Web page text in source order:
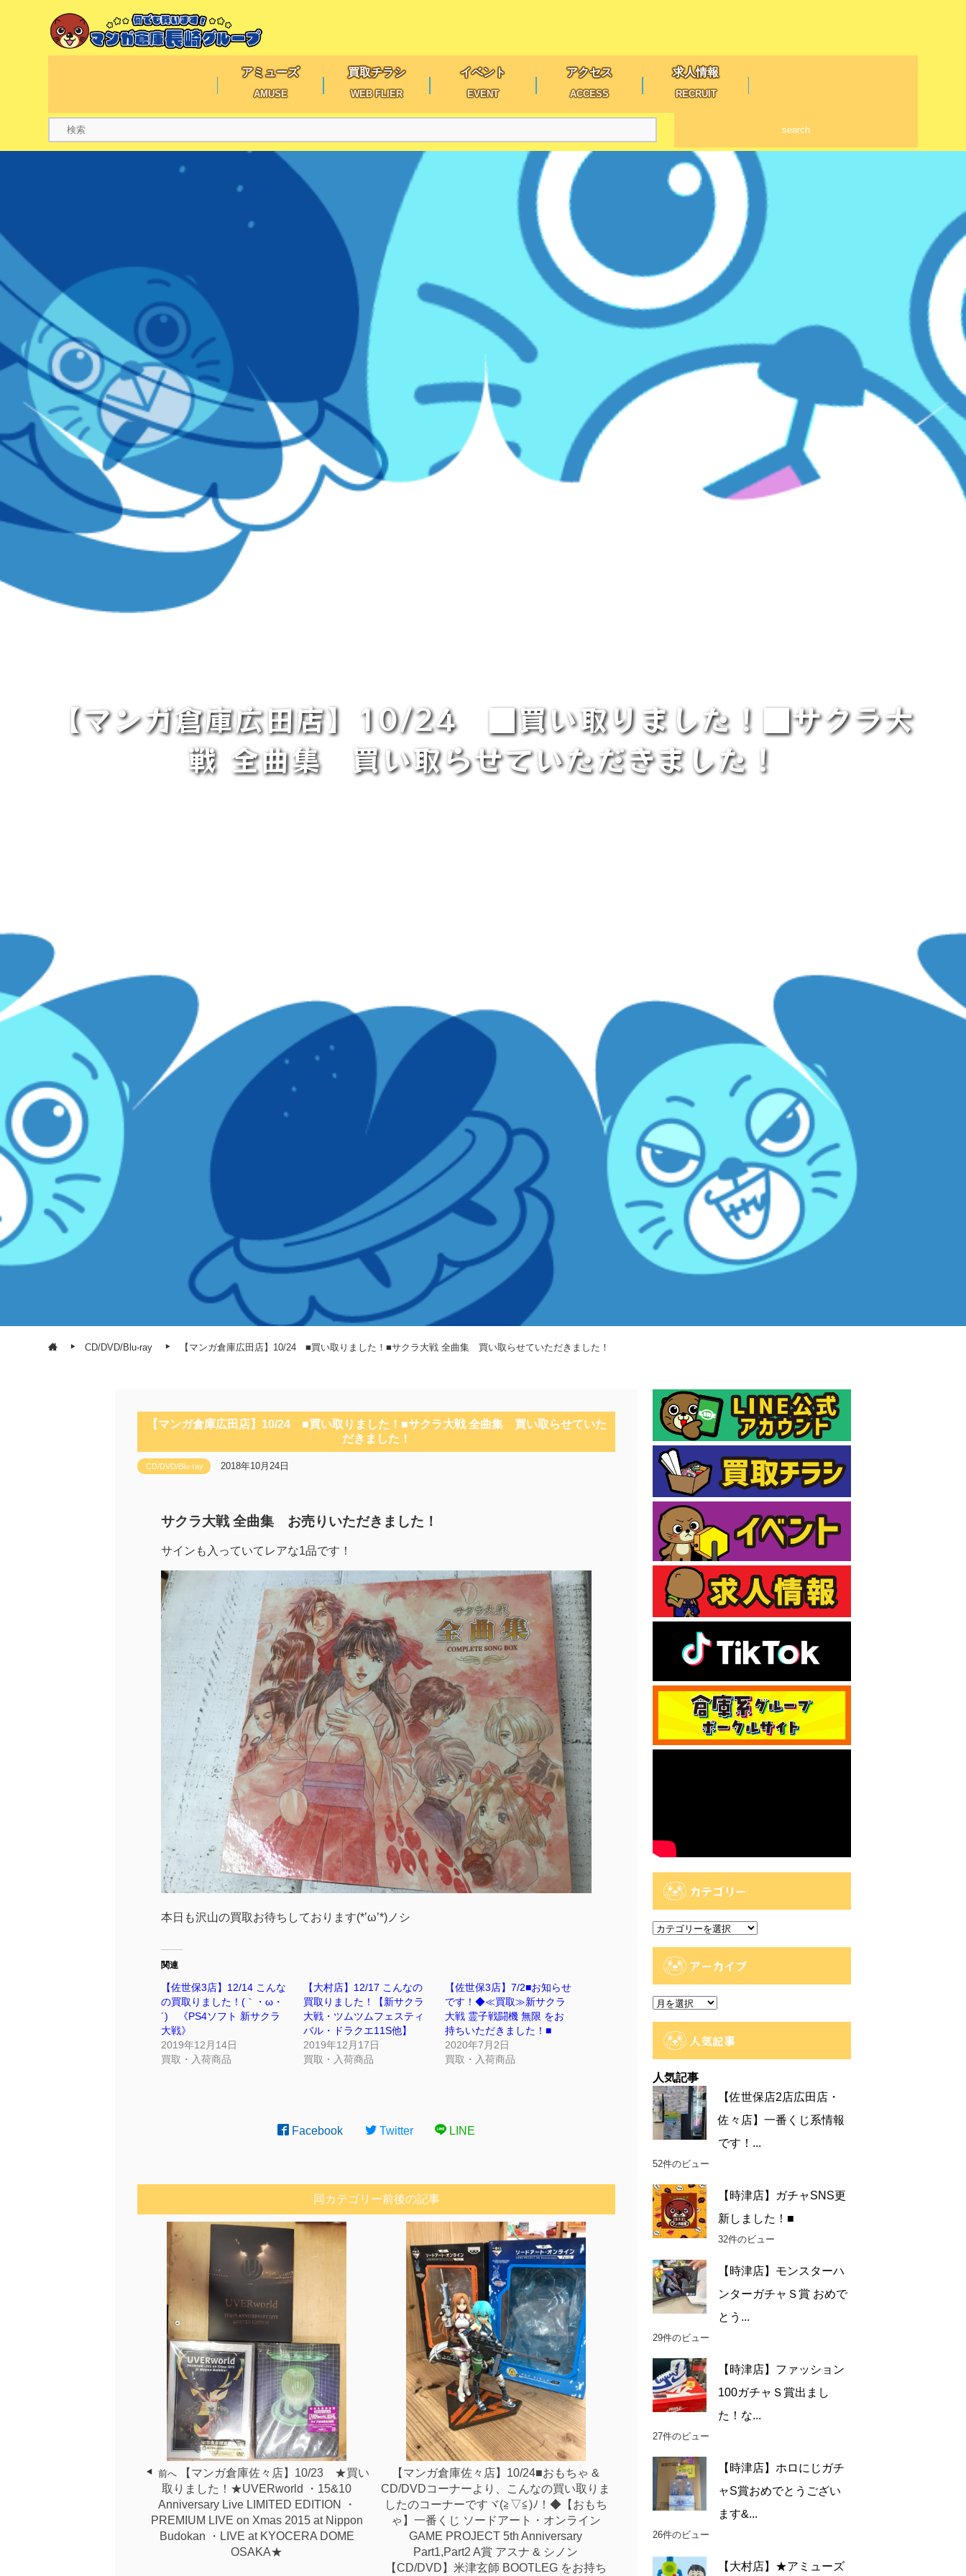
アミューズ
AMUSE
買取チラシ
WEB FLIER
イベント
EVENT
アクセス
ACCESS
求人情報
RECRUIT
search
【マンガ倉庫広田店】10/24 ■買い取りました！■サクラ大
戦 全曲集 買い取らせていただきました！
CD/DVD/Blu-ray 【マンガ倉庫広田店】10/24 ■買い取りました！■サクラ大戦 全曲集 買い取らせていただきました！
【マンガ倉庫広田店】10/24 ■買い取りました！■サクラ大戦 全曲集 買い取らせていた
だきました！
CD/DVD/Blu-ray 2018年10月24日
サクラ大戦 全曲集 お売りいただきました！
サインも入っていてレアな1品です！
本日も沢山の買取お待ちしております(*’ω’*)ノシ
関連
【佐世保3店】12/14 こんな
の買取りました！(｀・ω・
´)ゞ《PS4ソフト 新サクラ
大戦》
2019年12月14日
買取・入荷商品
【大村店】12/17 こんなの
買取りました！【新サクラ
大戦・ツムツムフェスティ
バル・ドラクエ11S他】
2019年12月17日
買取・入荷商品
【佐世保3店】7/2■お知らせ
です！◆≪買取≫新サクラ
大戦 霊子戦闘機 無限 をお
持ちいただきました！■
2020年7月2日
買取・入荷商品
Facebook Twitter LINE
同カテゴリー前後の記事
前へ
【マンガ倉庫佐々店】10/23 ★買い
取りました！★UVERworld ・15&10
Anniversary Live LIMITED EDITION ・
PREMIUM LIVE on Xmas 2015 at Nippon
Budokan ・LIVE at KYOCERA DOME
OSAKA★
【マンガ倉庫佐々店】10/24■おもちゃ &
CD/DVDコーナーより、こんなの買い取りま
したのコーナーですヾ(≧▽≦)ﾉ！◆【おもち
ゃ】一番くじ ソードアート・オンライン
GAME PROJECT 5th Anniversary
Part1,Part2 A賞 アスナ & シノン
【CD/DVD】米津玄師 BOOTLEG をお持ち
カテゴリー
カ
アーカイブ
ア
人気記事
人気記事
【佐世保店2店広田店・
佐々店】一番くじ系情報
です！...
52件のビュー
【時津店】ガチャSNS更
新しました！■
32件のビュー
【時津店】モンスターハ
ンターガチャＳ賞 おめで
とう...
29件のビュー
【時津店】ファッション
100ガチャＳ賞出まし
た！な...
27件のビュー
【時津店】ホロにじガチ
ャS賞おめでとうござい
ます&...
26件のビュー
【大村店】★アミューズ